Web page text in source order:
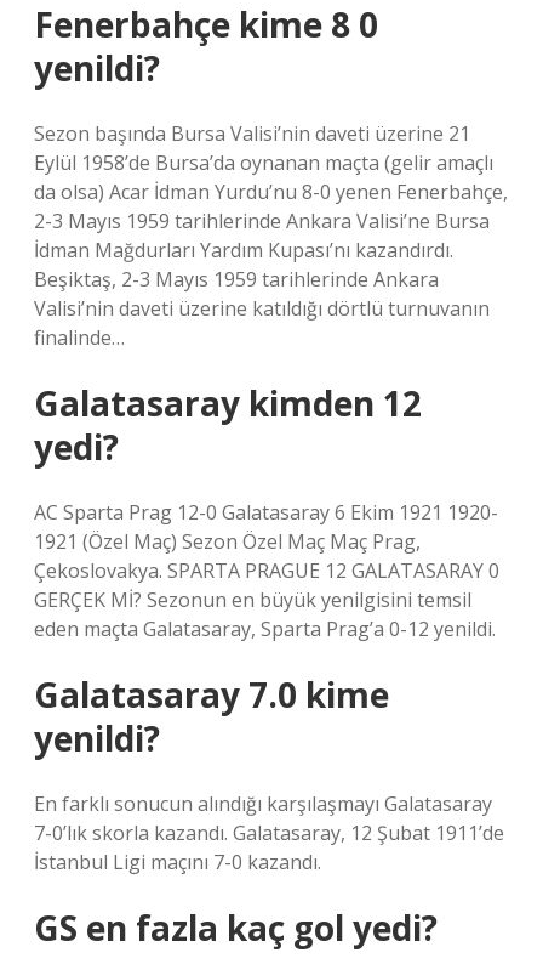
Fenerbahçe kime 8 0
yenildi?
Sezon başında Bursa Valisi’nin daveti üzerine 21
Eylül 1958’de Bursa’da oynanan maçta (gelir amaçlı
da olsa) Acar İdman Yurdu’nu 8-0 yenen Fenerbahçe,
2-3 Mayıs 1959 tarihlerinde Ankara Valisi’ne Bursa
İdman Mağdurları Yardım Kupası’nı kazandırdı.
Beşiktaş, 2-3 Mayıs 1959 tarihlerinde Ankara
Valisi’nin daveti üzerine katıldığı dörtlü turnuvanın
finalinde…
Galatasaray kimden 12
yedi?
AC Sparta Prag 12-0 Galatasaray 6 Ekim 1921 1920-
1921 (Özel Maç) Sezon Özel Maç Maç Prag,
Çekoslovakya. SPARTA PRAGUE 12 GALATASARAY 0
GERÇEK Mİ? Sezonun en büyük yenilgisini temsil
eden maçta Galatasaray, Sparta Prag’a 0-12 yenildi.
Galatasaray 7.0 kime
yenildi?
En farklı sonucun alındığı karşılaşmayı Galatasaray
7-0’lık skorla kazandı. Galatasaray, 12 Şubat 1911’de
İstanbul Ligi maçını 7-0 kazandı.
GS en fazla kaç gol yedi?